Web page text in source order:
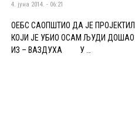
4. јуна 2014. - 06:21
ОЕБС САОПШТИО ДА ЈЕ ПРОЈЕКТИЛ
КОЈИ ЈЕ УБИО ОСАМ ЉУДИ ДОШАО
ИЗ – ВАЗДУХА У …